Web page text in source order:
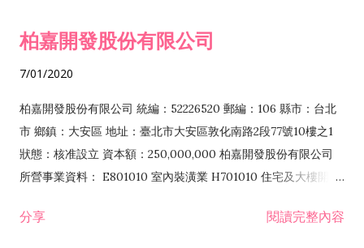
柏嘉開發股份有限公司
7/01/2020
柏嘉開發股份有限公司 統編：52226520 郵編：106 縣市：台北
市 鄉鎮：大安區 地址：臺北市大安區敦化南路2段77號10樓之1
狀態：核准設立 資本額：250,000,000 柏嘉開發股份有限公司
所營事業資料： E801010 室內裝潢業 H701010 住宅及大樓開發
發業 H703090 不動產買賣業 H703100 不動產租賃業 I503010
分享 閱讀完整內容